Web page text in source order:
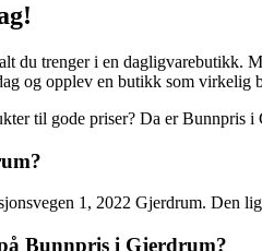
du trenger i en dagligvarebutikk.
og opplev en butikk som virkelig
til gode priser? Da er Bunnpris i
1, 2022 Gjerdrum. Den
Bunnpris i Gjerdrum?